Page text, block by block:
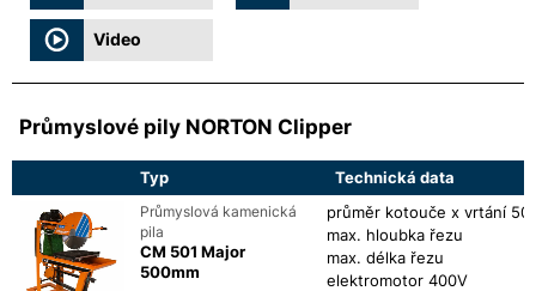
Video
Průmyslové pily NORTON Clipper
Typ Technická data
Průmyslová kamenická
pila
CM 501 Major
500mm
průměr kotouče x vrtání
max. hloubka řezu
max. délka řezu
elektromotor 400V